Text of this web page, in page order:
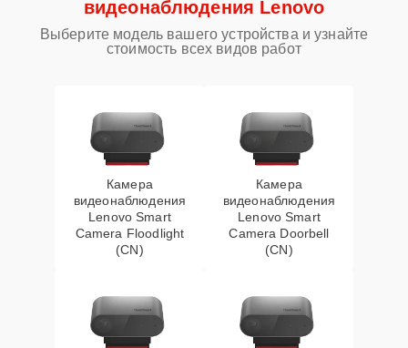
видеонаблюдения Lenovo
Выберите модель вашего устройства и узнайте
стоимость всех видов работ
Камера
видеонаблюдения
Lenovo Smart
Camera Floodlight
(CN)
Камера
видеонаблюдения
Lenovo Smart
Camera Doorbell
(CN)